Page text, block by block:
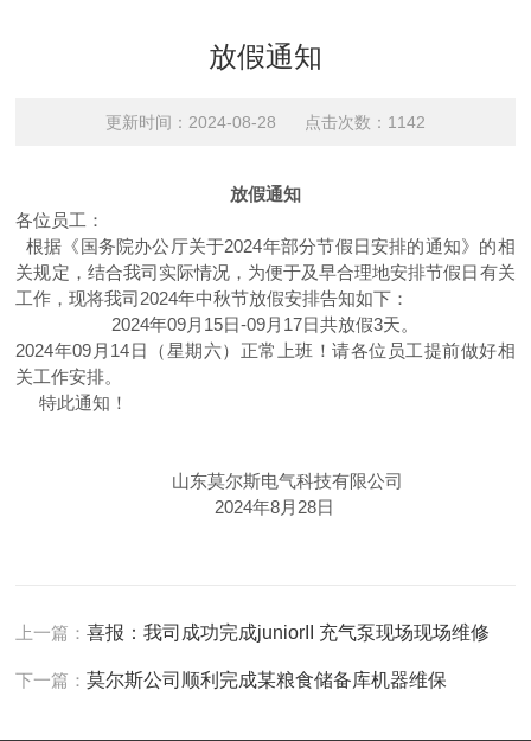
放假通知
更新时间：2024-08-28 点击次数：1142
放假通知
各位员工：
根据 《国务院办公厅关于2024年部分节假日安排的通知》的相
关规定，结合我司实际情况，为便于及早合理地安排节假日有关
工作，现将我司2024年中秋节放假安排告知如下：
2024年09月15日-09月17日共放假3天。
2024年09月14日（星期六）正常上班！请各位员工提前做好相
关工作安排。
特此通知！
山东莫尔斯电气科技有限公司
2024年8月28日
上一篇：喜报：我司成功完成juniorII 充气泵现场现场维修
下一篇：莫尔斯公司顺利完成某粮食储备库机器维保